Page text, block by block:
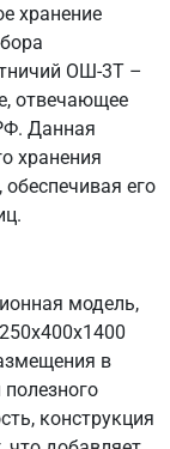
хранение
ОШ-3Т –
отвечающее
Данная
хранения
его
модель,
в
конструкция